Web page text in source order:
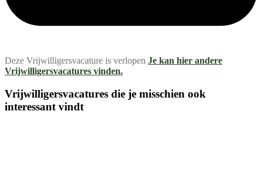
Deze Vrijwilligersvacature is verlopen Je kan hier andere
Vrijwilligersvacatures vinden.
Vrijwilligersvacatures die je misschien ook
interessant vindt